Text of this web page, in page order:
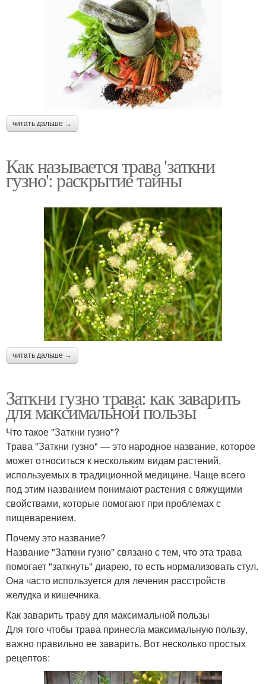
читать дальше →
Как называется трава 'заткни
гузно': раскрытие тайны
читать дальше →
Заткни гузно трава: как заварить
для максимальной пользы
Что такое "Заткни гузно"?
Трава "Заткни гузно" — это народное название, которое
может относиться к нескольким видам растений,
используемых в традиционной медицине. Чаще всего
под этим названием понимают растения с вяжущими
свойствами, которые помогают при проблемах с
пищеварением.
Почему это название?
Название "Заткни гузно" связано с тем, что эта трава
помогает "заткнуть" диарею, то есть нормализовать стул.
Она часто используется для лечения расстройств
желудка и кишечника.
Как заварить траву для максимальной пользы
Для того чтобы трава принесла максимальную пользу,
важно правильно ее заварить. Вот несколько простых
рецептов: